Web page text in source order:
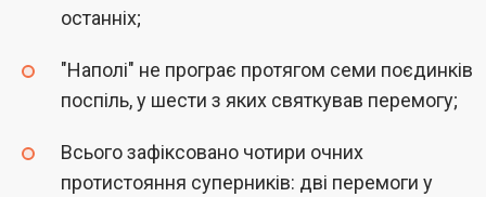
останніх;
"Наполі" не програє протягом семи поєдинків
поспіль, у шести з яких святкував перемогу;
Всього зафіксовано чотири очних
протистояння суперників: дві перемоги у